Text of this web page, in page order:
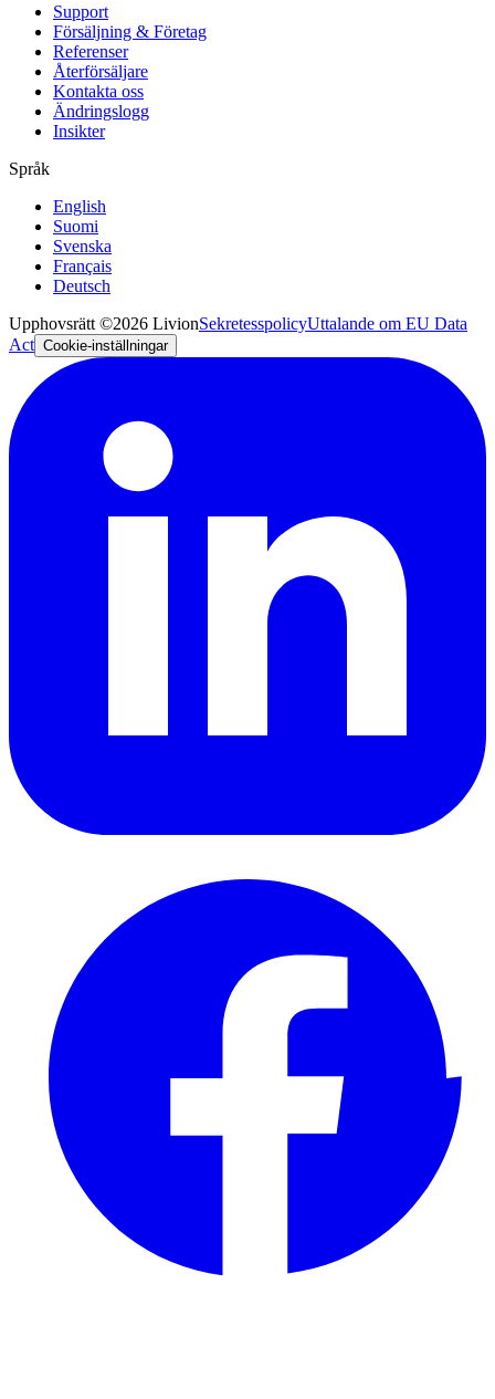
Support
Försäljning & Företag
Referenser
Återförsäljare
Kontakta oss
Ändringslogg
Insikter
Språk
English
Suomi
Svenska
Français
Deutsch
Upphovsrätt ©2026 LivionSekretesspolicyUttalande om EU Data
Act Cookie-inställningar